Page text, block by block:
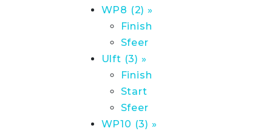
WP8 (2) »
Finish
Sfeer
Ulft (3) »
Finish
Start
Sfeer
WP10 (3) »